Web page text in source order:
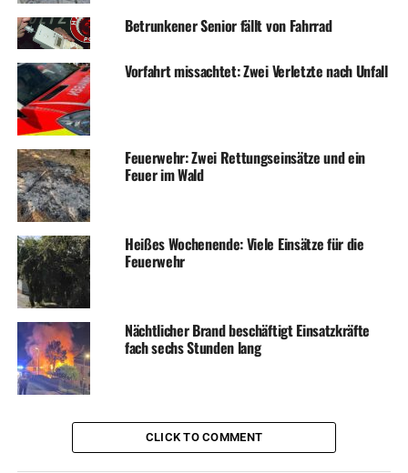
Symbolfoto / Archiv
ADVERTISEMENT
RELATED TOPICS:
Drei Einsätze für die Feuerwehr
DON'T MISS
„Können Sie mal schauen ob ich gesucht werde?“ –
Festnahme
Betrunkener Senior fällt von Fahrrad
Vorfahrt missachtet: Zwei Verletzte nach Unfall
Feuerwehr: Zwei Rettungseinsätze und ein
Feuer im Wald
Heißes Wochenende: Viele Einsätze für die
Feuerwehr
Nächtlicher Brand beschäftigt Einsatzkräfte
fach sechs Stunden lang
CLICK TO COMMENT